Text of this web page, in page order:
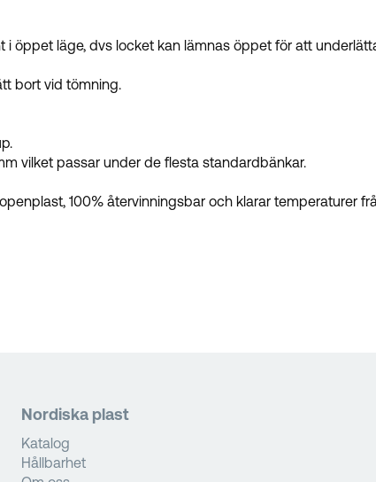
i öppet läge, dvs locket kan lämnas öppet för att
bort vid tömning.
vilket passar under de flesta standardbänkar.
100% återvinningsbar och klarar temperaturer
Nordiska plast
Katalog
Hållbarhet